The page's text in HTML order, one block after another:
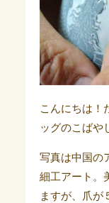
こんにちは！
ッグのこばや
写真は中国の
細工アート。
ますが、爪が